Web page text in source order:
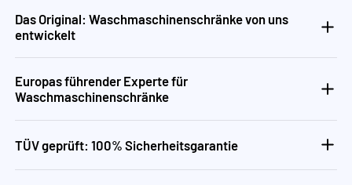
Das Original: Waschmaschinenschränke von uns
entwickelt
Europas führender Experte für
Waschmaschinenschränke
TÜV geprüft: 100% Sicherheitsgarantie